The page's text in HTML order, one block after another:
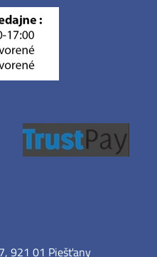
921 01 Piešťany